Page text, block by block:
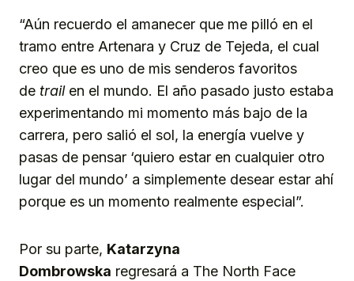
“Aún recuerdo el amanecer que me pilló en el
tramo entre Artenara y Cruz de Tejeda, el cual
creo que es uno de mis senderos favoritos
de trailen el mundo. El año pasado justo estaba
experimentando mi momento más bajo de la
carrera, pero salió el sol, la energía vuelve y
pasas de pensar ‘quiero estar en cualquier otro
lugar del mundo’ a simplemente desear estar ahí
porque es un momento realmente especial”.
Por su parte, Katarzyna
Dombrowska regresará a The North Face